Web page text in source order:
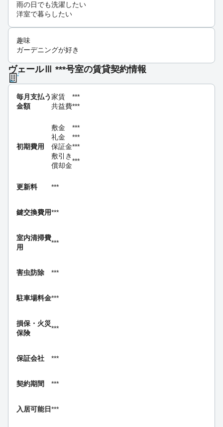
雨の日でも洗濯したい
洋室で暮らしたい
趣味
ガーデニングが好き
ヴェールⅢ ***号室の賃貸契約情報
毎月支払う
金額
家賃
***
共益費***
初期費用
敷金
***
礼金
***
保証金***
敷引き
償却金
***
更新料 ***
鍵交換費用***
室内清掃費
用
***
害虫防除 ***
駐車場料金***
損保・ 火災
保険
***
保証会社 ***
契約期間 ***
入居可能日***